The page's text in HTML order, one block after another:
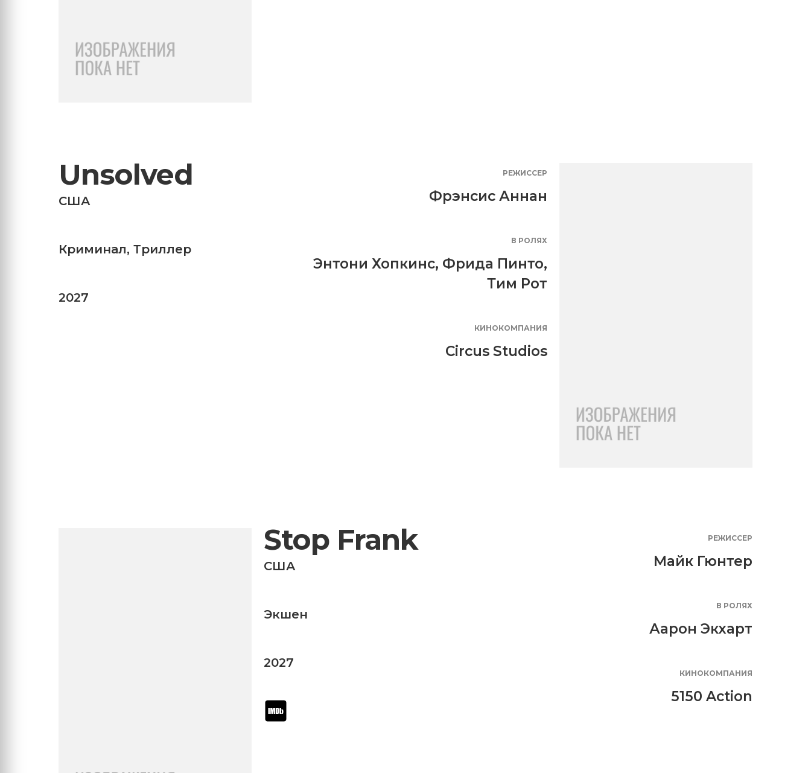
Unsolved
США
Криминал, Триллер
2027
РЕЖИССЕР
Фрэнсис Аннан
В РОЛЯХ
Энтони Хопкинс, Фрида Пинто,
Тим Рот
КИНОКОМПАНИЯ
Circus Studios
Stop Frank
США
Экшен
2027
РЕЖИССЕР
Майк Гюнтер
В РОЛЯХ
Аарон Экхарт
КИНОКОМПАНИЯ
5150 Action